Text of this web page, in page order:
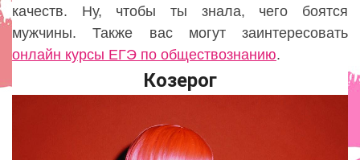
качеств. Ну, чтобы ты знала, чего боятся
мужчины. Также вас могут заинтересовать
онлайн курсы ЕГЭ по обществознанию.
Козерог